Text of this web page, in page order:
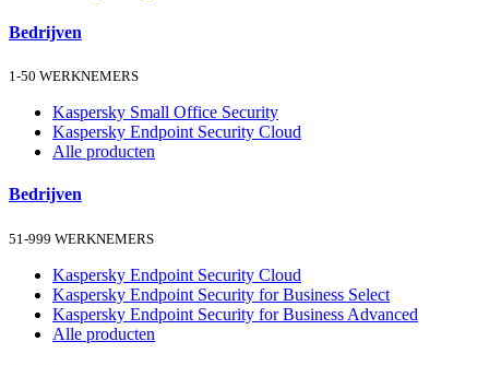
Bedrijven
1-50 WERKNEMERS
Kaspersky Small Office Security
Kaspersky Endpoint Security Cloud
Alle producten
Bedrijven
51-999 WERKNEMERS
Kaspersky Endpoint Security Cloud
Kaspersky Endpoint Security for Business Select
Kaspersky Endpoint Security for Business Advanced
Alle producten